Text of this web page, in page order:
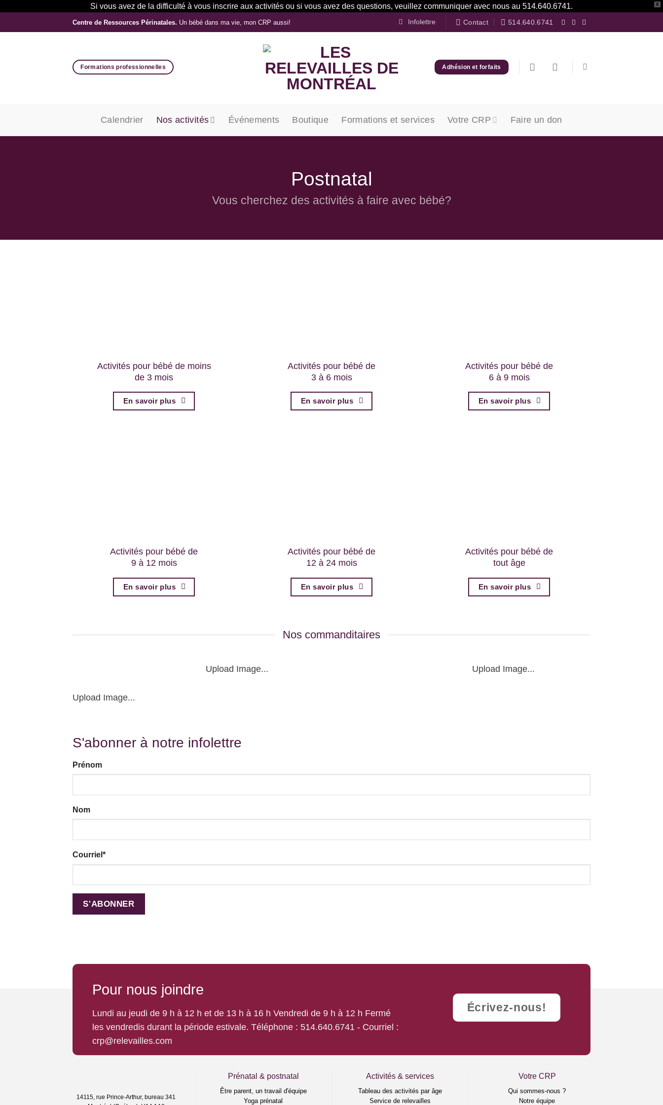
X
Si vous avez de la difficulté à vous inscrire aux activités ou si vous avez des questions, veuillez communiquer avec nous au 514.640.6741.
au
Centre de Ressources Périnatales. Un bébé dans ma vie, mon CRP aussi! Infolettre Contact 514.640.6741
Formations professionnelles Adhésion et forfaits
Calendrier Nos activités Événements Boutique Formations et services Votre CRP Faire un don
Postnatal
Vous cherchez des activités à faire avec bébé?
Activités pour bébé de moins
de 3 mois
En savoir plus
Activités pour bébé de
3 à 6 mois
En savoir plus
Activités pour bébé de
6 à 9 mois
En savoir plus
Activités pour bébé de
9 à 12 mois
En savoir plus
Activités pour bébé de
12 à 24 mois
En savoir plus
Activités pour bébé de
tout âge
En savoir plus
Nos commanditaires
Upload Image... Upload Image...
Upload Image...
S'abonner à notre infolettre
Prénom
Nom
Courriel *
Pour nous joindre
Lundi au jeudi de 9 h à 12 h et de 13 h à 16 h Vendredi de 9 h à 12 h Fermé
les vendredis durant la période estivale. Téléphone : 514.640.6741 - Courriel :
crp@relevailles.com
Écrivez-nous!
14115, rue Prince-Arthur, bureau 341
Prénatal & postnatal
Être parent, un travail d'équipe
Yoga prénatal
Activités & services
Tableau des activités par âge
Service de relevailles
Votre CRP
Qui sommes-nous ?
Notre équipe